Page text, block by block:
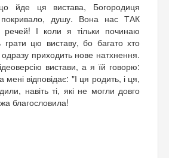
йде ця вистава, Богородиця
душу. Вона нас ТАК
речей! І коли я тільки починаю
цю виставу, бо багато хто
приходить нове натхнення.
вистави, а я їй говорю:
відповідає: "І ця родить, і ця,
навіть ті, які не могли довго
благословила!